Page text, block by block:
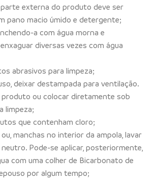
externa do produto deve ser
pano macio úmido e detergente;
a com água morna e
diversas vezes com água
abrasivos para limpeza;
deixar destampada para ventilação.
produto ou colocar diretamente sob
limpeza;
que contenham cloro;
ou, manchas no interior da ampola, lavar
Pode-se aplicar, posteriormente,
com uma colher de Bicarbonato de
por algum tempo;